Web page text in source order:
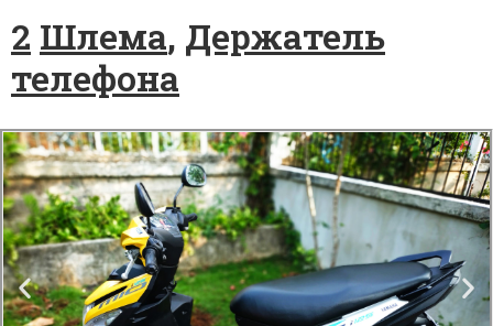
2 Шлема, Держатель
телефона